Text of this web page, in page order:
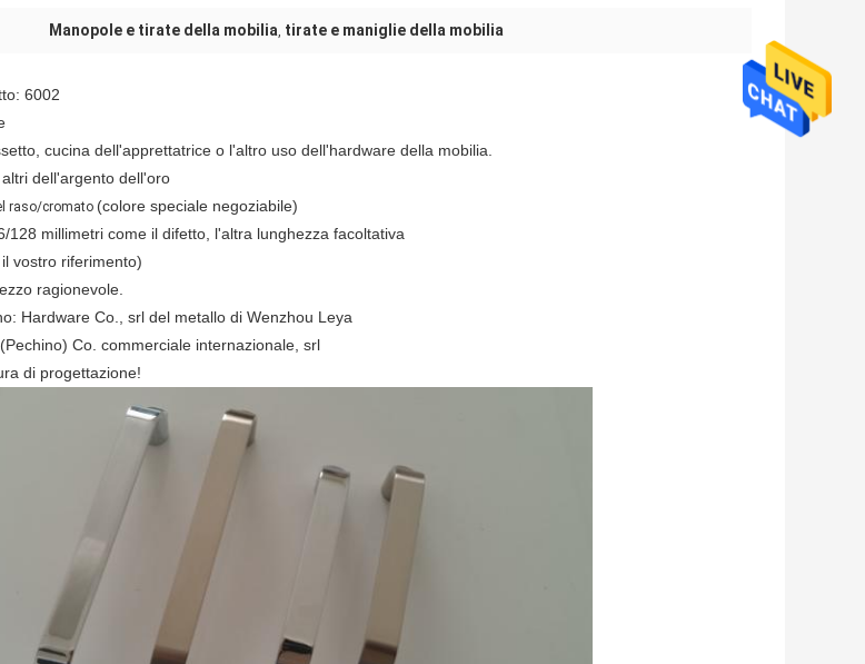
Manopole e tirate della mobilia, tirate e maniglie della mobilia
6002
cucina dell'apprettatrice o l'altro uso dell'hardware della mobilia.
dell'argento dell'oro
raso/cromato (colore speciale negoziabile)
128 millimetri come il difetto, l'altra lunghezza facoltativa
vostro riferimento)
ragionevole.
Hardware Co., srl del metallo di Wenzhou Leya
Co. commerciale internazionale, srl
di progettazione!